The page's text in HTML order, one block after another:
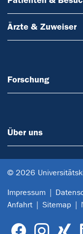
Ärzte & Zuweiser
Forschung
Über uns
© 2026
Impressum
Anfahrt
Sitemap